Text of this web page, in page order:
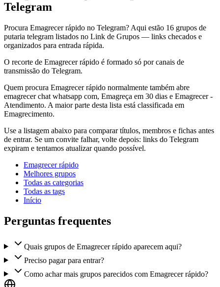
Telegram
Procura Emagrecer rápido no Telegram? Aqui estão 16 grupos de
putaria telegram listados no Link de Grupos — links checados e
organizados para entrada rápida.
O recorte de Emagrecer rápido é formado só por canais de
transmissão do Telegram.
Quem procura Emagrecer rápido normalmente também abre
emagrecer chat whatsapp com, Emagreça em 30 dias e Emagrecer -
Atendimento. A maior parte desta lista está classificada em
Emagrecimento.
Use a listagem abaixo para comparar títulos, membros e fichas antes
de entrar. Se um convite falhar, volte depois: links do Telegram
expiram e tentamos atualizar quando possível.
Emagrecer rápido
Melhores grupos
Todas as categorias
Todas as tags
Início
Perguntas frequentes
Quais grupos de Emagrecer rápido aparecem aqui?
Preciso pagar para entrar?
Como achar mais grupos parecidos com Emagrecer rápido?